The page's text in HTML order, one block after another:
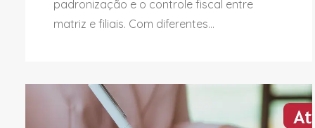
padronização e o controle fiscal entre
matriz e filiais. Com diferentes...